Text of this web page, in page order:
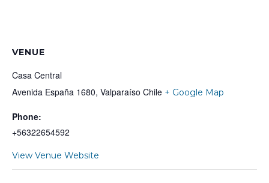
VENUE
Casa Central
Avenida España 1680, Valparaíso Chile + Google Map
Phone:
+56322654592
View Venue Website